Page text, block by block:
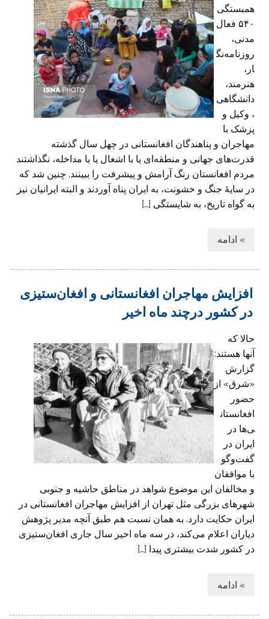
همبستگی
۵۴۰ فعال
مدنی،
روزنامه‌نگ
ار،
هنرمند،
دانشگاهی
، وکیل و
پزشک با
مهاجران و پناهندگان افغانستانی در چهل سال گذشته
قدرت‌های جهانی و منطقه‌ای یا با اشغال یا با مداخله، نگذاشتند
مردم افغانستان رنگ آرامش و پیشرفت را ببینند. چنین شد که
در سایۀ جنگ و خشونت، به ایران پناه آوردند و البته ایرانیان نیز
به گواه تاریخ، به شایستگی […]
» ادامه
افزایش مهاجران افغانستانی و افغان‌ستیزی
در کشور درچند ماه اخیر
حالا که
آنها هستند:
گزارش
«شرق» از
حضور
افغانستان
ی‌ها در
ایران در
گفت‌وگو
با موافقان
و مخالفان این موضوع شواهد در مناطق حاشیه و جنوبی
شهرهای بزرگی مثل تهران از افزایش مهاجران افغانستانی در
ایران حکایت دارد. به همان نسبت هم طبق آنچه مدیر پژوهش
دیاران اعلام می‌کند، در سه ماه اخیر سال جاری افغان‌ستیزی
در کشور شدت بیشتری پیدا […]
» ادامه